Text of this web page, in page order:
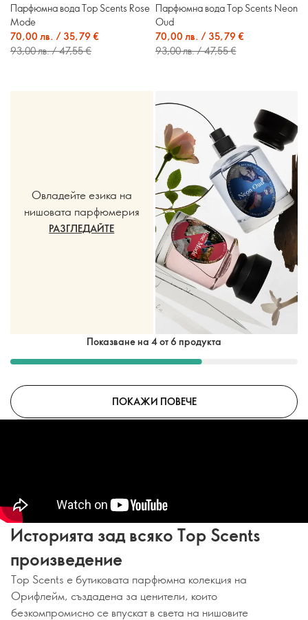
Парфюмна вода Top Scents Rose
Mode
70,00 лв. / 35,79 €
93,00 лв. / 47,55 €
Парфюмна вода Top Scents Neon
Oud
70,00 лв. / 35,79 €
93,00 лв. / 47,55 €
Овладейте езика на
нишовата парфюмерия
РАЗГЛЕДАЙТЕ
Показване на 4 от 6 продукта
ПОКАЖИ ПОВЕЧЕ
Историята зад всяко Top Scents
произведение
Top Scents е бутиковата парфюмна колекция на
Орифлейм, създадена за ценители, които
безкомпромисно се впускат в света на нишовите